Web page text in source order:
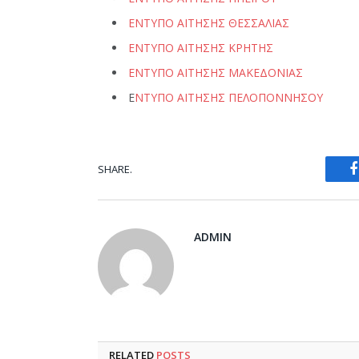
ΕΝΤΥΠΟ ΑΙΤΗΣΗΣ ΘΕΣΣΑΛΙΑΣ
ΕΝΤΥΠΟ ΑΙΤΗΣΗΣ ΚΡΗΤΗΣ
ΕΝΤΥΠΟ ΑΙΤΗΣΗΣ ΜΑΚΕΔΟΝΙΑΣ
ΕΝΤΥΠΟ ΑΙΤΗΣΗΣ ΠΕΛΟΠΟΝΝΗΣΟΥ
SHARE.
ADMIN
RELATED POSTS